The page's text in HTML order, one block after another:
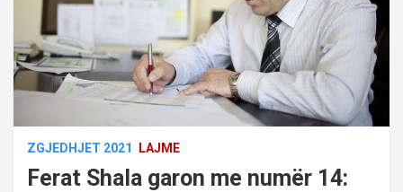
ZGJEDHJET 2021 LAJME
Ferat Shala garon me numër 14: